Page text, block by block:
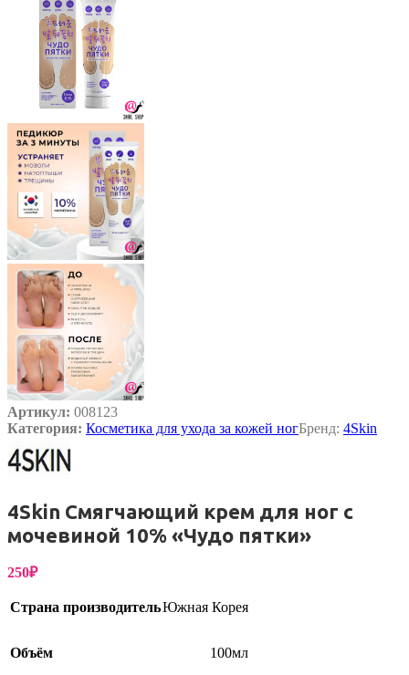
Артикул: 008123
Категория: Косметика для ухода за кожей ногБренд: 4Skin
4Skin Смягчающий крем для ног с
мочевиной 10% «Чудо пятки»
250₽
Страна производительЮжная Корея
Объём 100мл